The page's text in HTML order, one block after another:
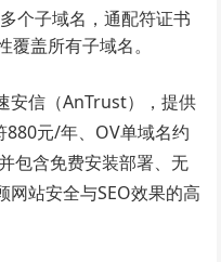
个子域名，通配符证书
盖所有子域名。
安信（AnTrust），提供
元/年、OV单域名约
包含免费安装部署、无
网站安全与SEO效果的高